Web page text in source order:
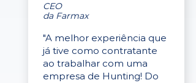
CEO
da Farmax
"A melhor experiência que
já tive como contratante
ao trabalhar com uma
empresa de Hunting! Do